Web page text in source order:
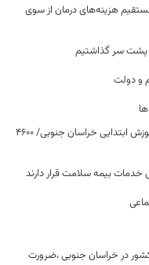
هزینه‌های درمان از سوی
پشت سر گذاشتیم
و دولت
تقدیر مقام عالی وزارت از عملکرد جهادی معاونت آموزش ابتدایی خراسان جنوبی/ ۴۶۰۰
در خراسان جنوبی ،ضرورت